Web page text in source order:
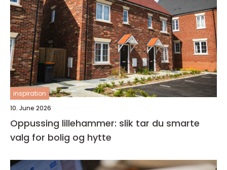
inspiration
10. June 2026
Oppussing lillehammer: slik tar du smarte
valg for bolig og hytte